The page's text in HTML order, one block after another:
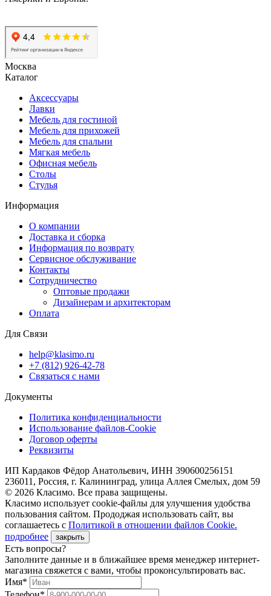
Москва
Каталог
Аксессуары
Лавки
Мебель для гостиной
Мебель для прихожей
Мебель для спальни
Мягкая мебель
Офисная мебель
Столы
Стулья
Информация
О компании
Доставка и сборка
Информация по возврату
Сервисное обслуживание
Контакты
Сотрудничество
Оптовые продажи
Дизайнерам и архитекторам
Оплата
Для Связи
help@klasimo.ru
+7 (812) 926-42-78
Связаться с нами
Документы
Политика конфиденциальности
Использование файлов-Cookie
Договор оферты
Реквизиты
ИП Кардаков Фёдор Анатольевич, ИНН 390600256151
236011, Россия, г. Калининград, улица Аллея Смелых, дом 59
© 2026 Класимо. Все права защищены.
Класимо использует cookie-файлы для улучшения удобства
пользования сайтом. Прододжая использовать сайт, вы
соглашаетесь с Политикой в отношении файлов Сookie.
подробнее
закрыть
Есть вопросы?
Заполните данные и в ближайшее время менеджер интернет-
магазина свяжется с вами, чтобы проконсультировать вас.
Имя*